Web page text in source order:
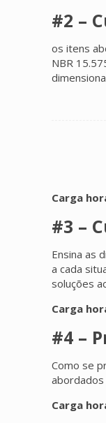
#2 –
os itens
NBR
Carga
#3 –
Ensina as
a cada
soluções
Carga
#4 –
Como se
Carga